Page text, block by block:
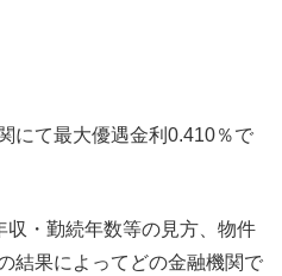
にて最大優遇金利0.410％で
・勤続年数等の見方、物件
結果によってどの金融機関で